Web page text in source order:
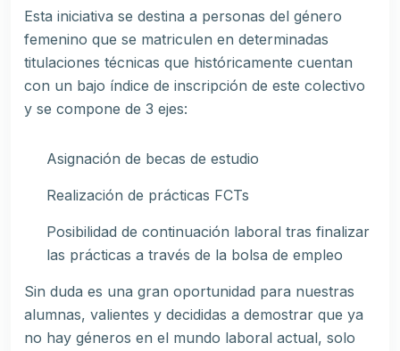
Esta iniciativa se destina a personas del género
femenino que se matriculen en determinadas
titulaciones técnicas que históricamente cuentan
con un bajo índice de inscripción de este colectivo
y se compone de 3 ejes:
Asignación de becas de estudio
Realización de prácticas FCTs
Posibilidad de continuación laboral tras finalizar
las prácticas a través de la bolsa de empleo
Sin duda es una gran oportunidad para nuestras
alumnas, valientes y decididas a demostrar que ya
no hay géneros en el mundo laboral actual, solo